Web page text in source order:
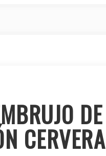
DE
CERVERA